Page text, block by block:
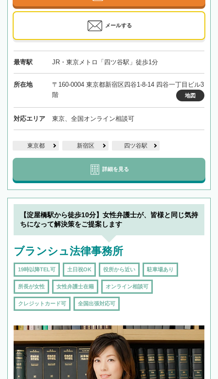
メールする
最寄駅 JR・東京メトロ「四ツ谷駅」徒歩1分
所在地
〒160-0004 東京都新宿区四谷1-8-14 四谷一丁目ビル3
階
地図
対応エリア 東京、全国オンライン相談可
東京都 新宿区 四ツ谷駅
詳細を見る
【淀屋橋駅から徒歩10分】女性弁護士が、皆様と同じ気持
ちになって解決策をご提案します
ブランシュ法律事務所
19時以降TEL可 土日祝OK 役所から近い 駐車場あり
所長が女性 女性弁護士在籍 オンライン相談可
クレジットカード可 全国出張対応可